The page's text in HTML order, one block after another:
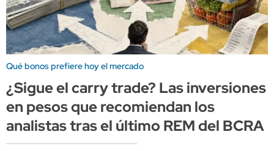
Qué bonos prefiere hoy el mercado
¿Sigue el carry trade? Las inversiones
en pesos que recomiendan los
analistas tras el último REM del BCRA